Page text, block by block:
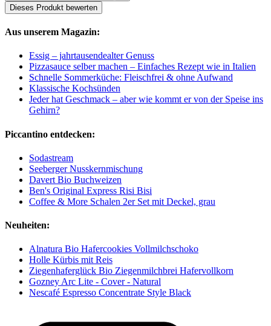
Dieses Produkt bewerten
Aus unserem Magazin:
Essig – jahrtausendealter Genuss
Pizzasauce selber machen – Einfaches Rezept wie in Italien
Schnelle Sommerküche: Fleischfrei & ohne Aufwand
Klassische Kochsünden
Jeder hat Geschmack – aber wie kommt er von der Speise ins
Gehirn?
Piccantino entdecken:
Sodastream
Seeberger Nusskernmischung
Davert Bio Buchweizen
Ben's Original Express Risi Bisi
Coffee & More Schalen 2er Set mit Deckel, grau
Neuheiten:
Alnatura Bio Hafercookies Vollmilchschoko
Holle Kürbis mit Reis
Ziegenhaferglück Bio Ziegenmilchbrei Hafervollkorn
Gozney Arc Lite - Cover - Natural
Nescafé Espresso Concentrate Style Black